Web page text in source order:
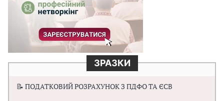
ЗРАЗКИ
📝 ПОДАТКОВИЙ РОЗРАХУНОК З ПДФО ТА ЄСВ